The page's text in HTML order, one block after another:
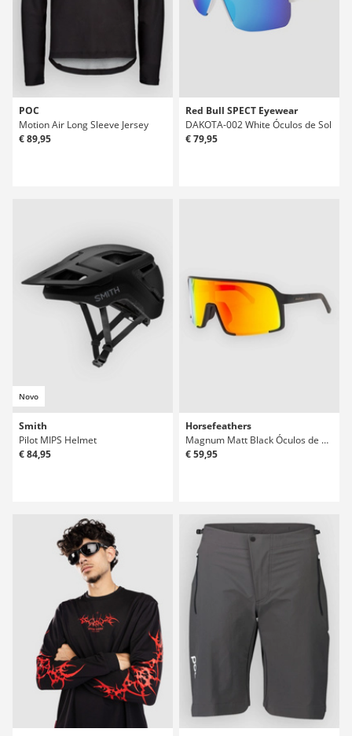
POC
Motion Air Long Sleeve Jersey
€ 89,95
Red Bull SPECT Eyewear
DAKOTA-002 White Óculos de Sol
€ 79,95
Novo
Smith
Pilot MIPS Helmet
€ 84,95
Horsefeathers
Magnum Matt Black Óculos de Sol
€ 59,95